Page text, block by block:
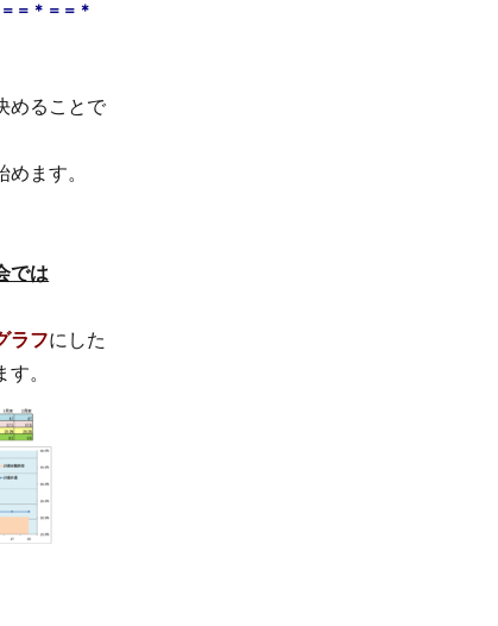
＝＊＝＝＊
めることで
ます。
では
ラフにした
。